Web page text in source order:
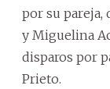
por su pareja,
y Miguelina
disparos por
Prieto.